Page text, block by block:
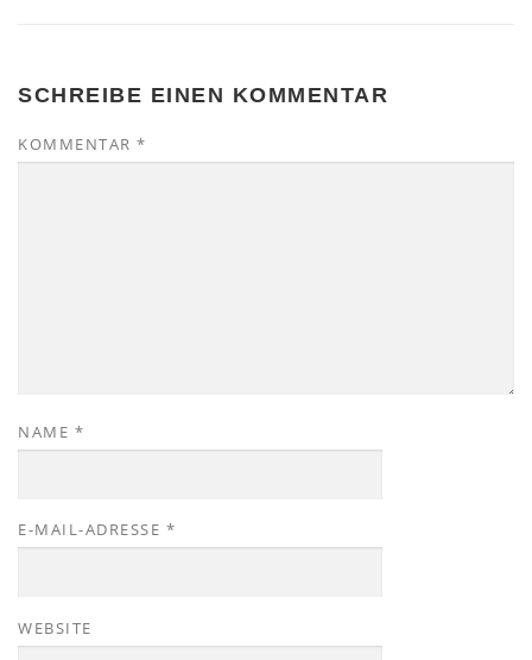
SCHREIBE EINEN KOMMENTAR
KOMMENTAR *
NAME *
E-MAIL-ADRESSE *
WEBSITE